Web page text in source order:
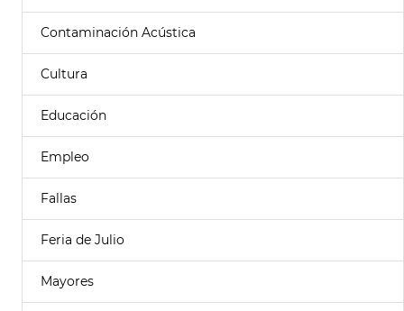
Contaminación Acústica
Cultura
Educación
Empleo
Fallas
Feria de Julio
Mayores